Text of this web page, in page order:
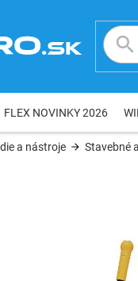
FLEX NOVINKY 2026
a nástroje Stavebné